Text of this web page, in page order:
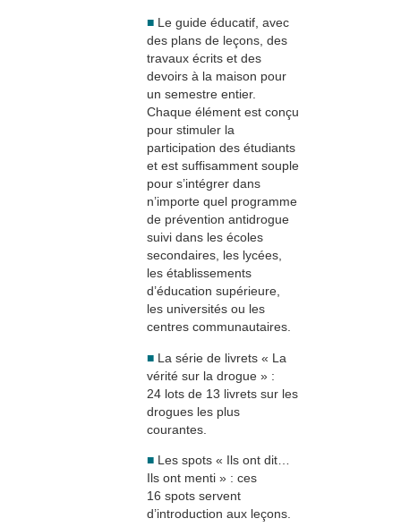
■ Le guide éducatif, avec
des plans de leçons, des
travaux écrits et des
devoirs à la maison pour
un semestre entier.
Chaque élément est conçu
pour stimuler la
participation des étudiants
et est suffisamment souple
pour s’intégrer dans
n’importe quel programme
de prévention antidrogue
suivi dans les écoles
secondaires, les lycées,
les établissements
d’éducation supérieure,
les universités ou les
centres communautaires.
■ La série de livrets « La
vérité sur la drogue » :
24 lots de 13 livrets sur les
drogues les plus
courantes.
■ Les spots « Ils ont dit…
Ils ont menti » : ces
16 spots servent
d’introduction aux leçons.